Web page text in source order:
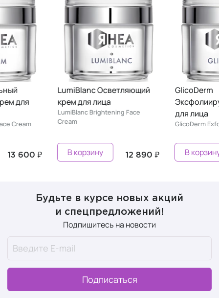
LumiBlanc Осветляющий
крем для лица
LumiBlanc Brightening Face
Cream
12 890 ₽
В корзину
GlicoDerm
Эксфолиирующий крем
для лица
GlicoDerm Exfoliating Face
12
В корзину
Будьте в курсе новых акций
и спецпредложений!
Подпишитесь на новости
Подписаться